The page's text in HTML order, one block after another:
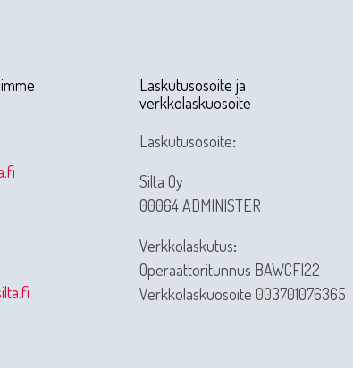
Laskutusosoite ja
verkkolaskuosoite
Laskutusosoite:
Silta Oy
00064 ADMINISTER
Verkkolaskutus:
Operaattoritunnus BAWCFI22
Verkkolaskuosoite 003701076365